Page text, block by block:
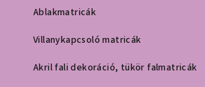
Ablakmatricák
Villanykapcsoló matricák
Akril fali dekoráció, tükör falmatricák